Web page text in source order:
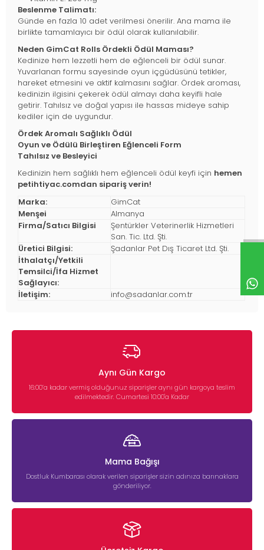
Beslenme Talimatı:
Günde en fazla 10 adet verilmesi önerilir. Ana mama ile
birlikte tamamlayıcı bir ödül olarak kullanılabilir.
Neden GimCat Rolls Ördekli Ödül Maması?
Kedinize hem lezzetli hem de eğlenceli bir ödül sunar.
Yuvarlanan formu sayesinde oyun içgüdüsünü tetikler,
hareket etmesini ve aktif kalmasını sağlar. Ördek aroması,
kedinizin ilgisini çekerek ödül almayı daha keyifli hale
getirir. Tahılsız ve doğal yapısı ile hassas mideye sahip
kediler için de uygundur.
Ördek Aromalı Sağlıklı Ödül
Oyun ve Ödülü Birleştiren Eğlenceli Form
Tahılsız ve Besleyici
Kedinizin hem sağlıklı hem eğlenceli ödül keyfi için hemen
petihtiyac.comdan sipariş verin!
Marka:
GimCat
Menşei
Almanya
Firma/Satıcı Bilgisi
Şentürkler Veterinerlik Hizmetleri
San. Tic. Ltd. Şti.
Üretici Bilgisi:
Şadanlar Pet Dış Ticaret Ltd. Şti.
İthalatçı/Yetkili
Temsilci/İfa Hizmet
Sağlayıcı:
İletişim:
info@sadanlar.com.tr
Aynı Gün Kargo
16:00’a kadar vermiş olduğunuz siparişler aynı gün kargoya teslim
edilmektedir. Cumartesi 10:00'a Kadar
Mama Bağışı
Dostluk Kumbarası olarak verilen siparişler sizin adınıza barınaklara
gönderiliyor.